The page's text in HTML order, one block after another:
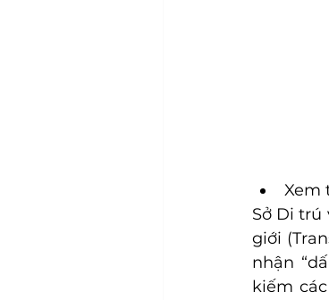
Xem
Sở Di trú
giới
nhận
kiếm